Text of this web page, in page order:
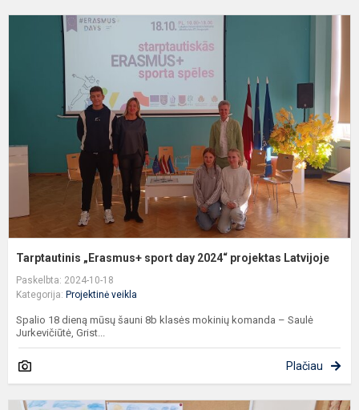
Tarptautinis „Erasmus+ sport day 2024“ projektas Latvijoje
Paskelbta: 2024-10-18
Kategorija: Projektinė veikla
Spalio 18 dieną mūsų šauni 8b klasės mokinių komanda – Saulė
Jurkevičiūtė, Grist...
Plačiau